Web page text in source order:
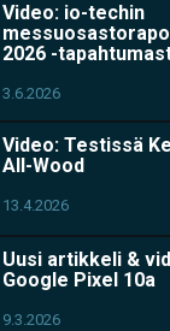
Video: io-techin
2026 -
3.6.2026
Video: Testissä
All-Wood
13.4.2026
Uusi artikkeli &
Google Pixel 10a
9.3.2026